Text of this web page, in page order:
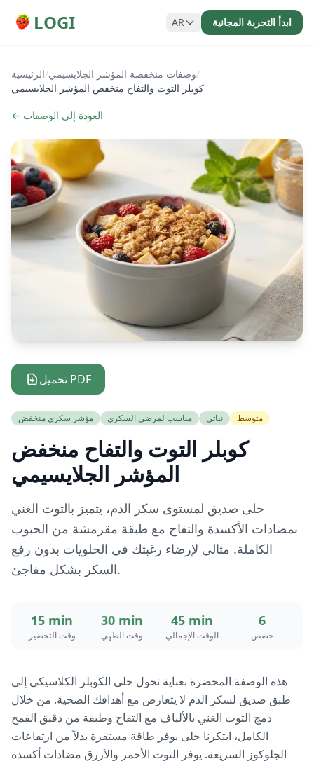
LOGI AR ابدأ التجربة المجانية
الرئيسية/وصفات منخفضة المؤشر الجلايسيمي/
كوبلر التوت والتفاح منخفض المؤشر الجلايسيمي
← العودة إلى الوصفات
تحميل PDF
مؤشر سكري منخفض مناسب لمرضى السكري نباتي متوسط
كوبلر التوت والتفاح منخفض
المؤشر الجلايسيمي
حلى صديق لمستوى سكر الدم، يتميز بالتوت الغني
بمضادات الأكسدة والتفاح مع طبقة مقرمشة من الحبوب
الكاملة. مثالي لإرضاء رغبتك في الحلويات بدون رفع
السكر بشكل مفاجئ.
15 min
وقت التحضير
30 min
وقت الطهي
45 min
الوقت الإجمالي
6
حصص
هذه الوصفة المحضرة بعناية تحول حلى الكوبلر الكلاسيكي إلى
طبق صديق لسكر الدم لا يتعارض مع أهدافك الصحية. من خلال
دمج التوت الغني بالألياف مع التفاح وطبقة من دقيق القمح
الكامل، ابتكرنا حلى يوفر طاقة مستقرة بدلاً من ارتفاعات
الجلوكوز السريعة. يوفر التوت الأحمر والأزرق مضادات أكسدة